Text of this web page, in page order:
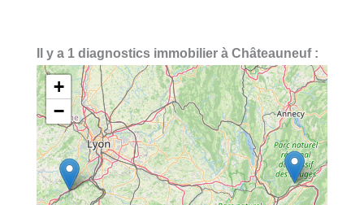
Il y a 1 diagnostics immobilier à Châteauneuf :
+
−